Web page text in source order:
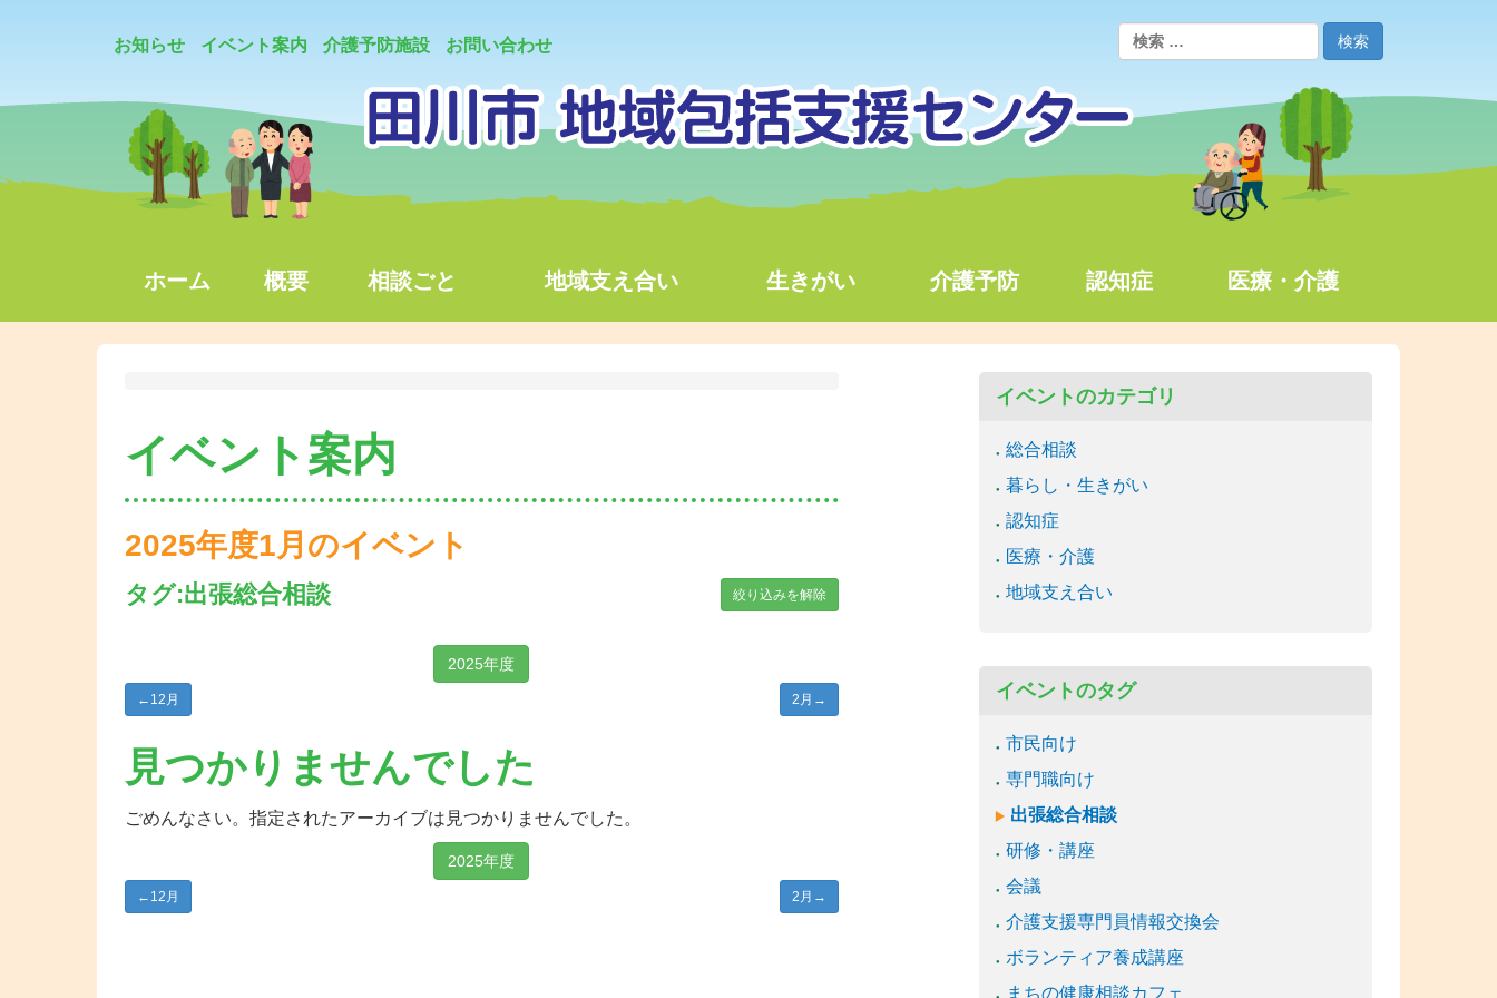
お知らせ イベント案内 介護予防施設 お問い合わせ
ホーム 概要 相談ごと 地域支え合い 生きがい 介護予防 認知症 医療・介護
イベント案内
2025年度1月のイベント
タグ:出張総合相談 絞り込みを解除
2025年度
← 12月 2月 →
見つかりませんでした
ごめんなさい。指定されたアーカイブは見つかりませんでした。
2025年度
← 12月 2月 →
イベントのカテゴリ
総合相談
暮らし・生きがい
認知症
医療・介護
地域支え合い
イベントのタグ
市民向け
専門職向け
出張総合相談
研修・講座
会議
介護支援専門員情報交換会
ボランティア養成講座
まちの健康相談カフェ